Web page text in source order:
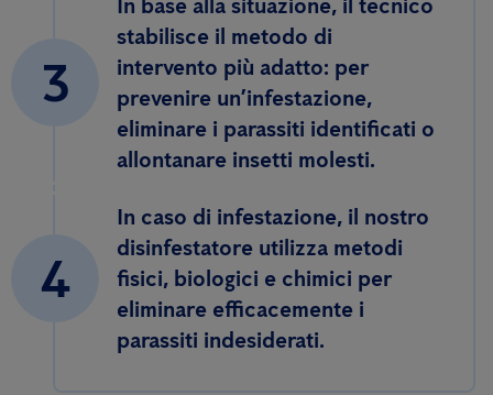
3
In base alla situazione, il tecnico
stabilisce il metodo di
intervento più adatto: per
prevenire un’infestazione,
eliminare i parassiti identificati o
allontanare insetti molesti.
4
In caso di infestazione, il nostro
disinfestatore utilizza metodi
fisici, biologici e chimici per
eliminare efficacemente i
parassiti indesiderati.